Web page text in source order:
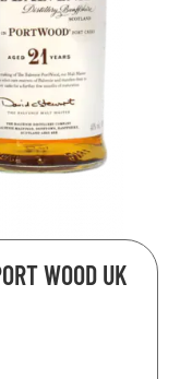
WOOD UK